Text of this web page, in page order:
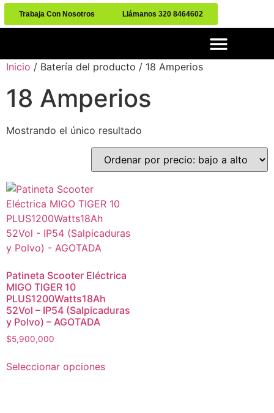
Trabaja Con Nosotros Llámanos 320 8464602
Inicio / Batería del producto / 18 Amperios
18 Amperios
Mostrando el único resultado
Patineta Scooter Eléctrica
MIGO TIGER 10
PLUS1200Watts18Ah
52Vol – IP54 (Salpicaduras
y Polvo) – AGOTADA
$5,900,000
Seleccionar opciones